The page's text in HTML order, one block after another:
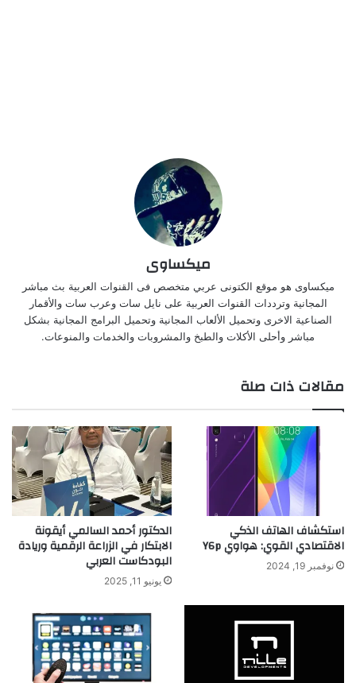
ميكساوى
ميكساوى هو موقع الكتونى عربي متخصص فى القنوات العربية بث مباشر
المجانية وترددات القنوات العربية على نايل سات وعرب سات والأقمار
الصناعية الاخرى وتحميل الألعاب المجانية وتحميل البرامج المجانية بشكل
مباشر وأحلى الأكلات والطبخ والمشروبات والخدمات والمنوعات.
مقالات ذات صلة
استكشاف الهاتف الذكي
الاقتصادي القوي: هواوي Y6p
نوفمبر 19, 2024
الدكتور أحمد السالمي أيقونة
الابتكار في الزراعة الرقمية وريادة
البودكاست العربي
يونيو 11, 2025